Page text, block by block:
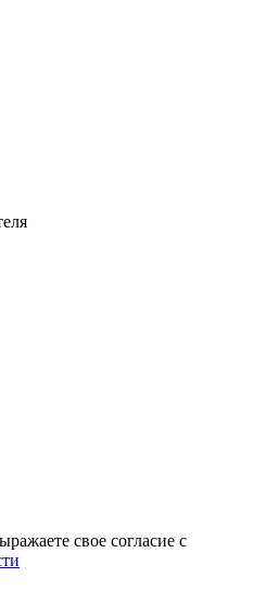
свое согласие с